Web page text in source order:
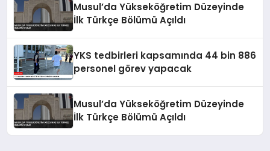
Musul’da Yükseköğretim Düzeyinde
İlk Türkçe Bölümü Açıldı
YKS tedbirleri kapsamında 44 bin 886
personel görev yapacak
Musul’da Yükseköğretim Düzeyinde
İlk Türkçe Bölümü Açıldı